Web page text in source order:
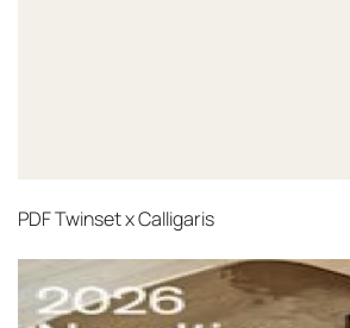
PDFTwinset x Calligaris